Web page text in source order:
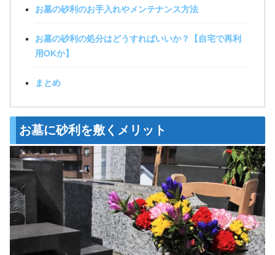
お墓の砂利のお手入れやメンテナンス方法
お墓の砂利の処分はどうすればいいか？【自宅で再利
用OKか】
まとめ
お墓に砂利を敷くメリット